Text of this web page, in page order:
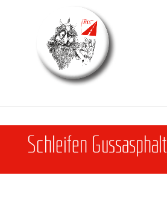
Schlei­fen Gussasphalt